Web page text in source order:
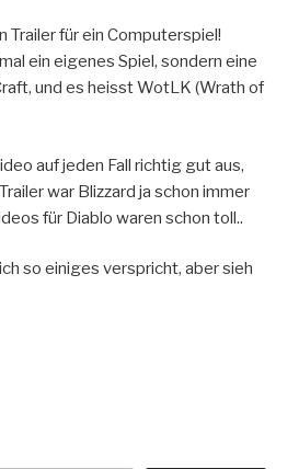
Trailer für ein Computerspiel!
ein eigenes Spiel, sondern eine
und es heisst WotLK (Wrath of
auf jeden Fall richtig gut aus,
war Blizzard ja schon immer
für Diablo waren schon toll..
so einiges verspricht, aber sieh